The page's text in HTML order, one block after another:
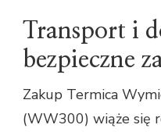
Transport i
bezpieczne
Zakup Termica
(WW300) wiąże się